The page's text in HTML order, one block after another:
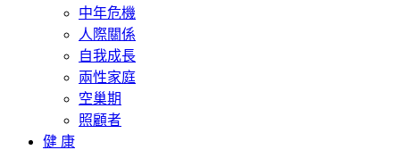
中年危機
人際關係
自我成長
兩性家庭
空巢期
照顧者
健 康